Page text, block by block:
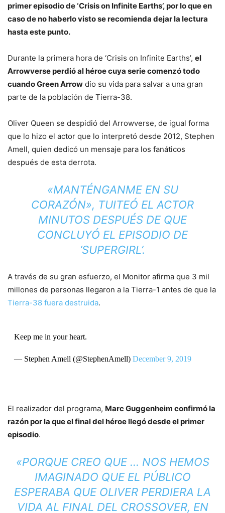
primer episodio de ‘Crisis on Infinite Earths’, por lo que en
caso de no haberlo visto se recomienda dejar la lectura
hasta este punto.
Durante la primera hora de ‘Crisis on Infinite Earths’, el
Arrowverse perdió al héroe cuya serie comenzó todo
cuando Green Arrow dio su vida para salvar a una gran
parte de la población de Tierra-38.
Oliver Queen se despidió del Arrowverse, de igual forma
que lo hizo el actor que lo interpretó desde 2012, Stephen
Amell, quien dedicó un mensaje para los fanáticos
después de esta derrota.
«MANTÉNGANME EN SU
CORAZÓN», TUITEÓ EL ACTOR
MINUTOS DESPUÉS DE QUE
CONCLUYÓ EL EPISODIO DE
‘SUPERGIRL’.
A través de su gran esfuerzo, el Monitor afirma que 3 mil
millones de personas llegaron a la Tierra-1 antes de que la
Tierra-38 fuera destruida.
Keep me in your heart.
— Stephen Amell (@StephenAmell) December 9, 2019
El realizador del programa, Marc Guggenheim confirmó la
razón por la que el final del héroe llegó desde el primer
episodio.
«PORQUE CREO QUE … NOS HEMOS
IMAGINADO QUE EL PÚBLICO
ESPERABA QUE OLIVER PERDIERA LA
VIDA AL FINAL DEL CROSSOVER, EN